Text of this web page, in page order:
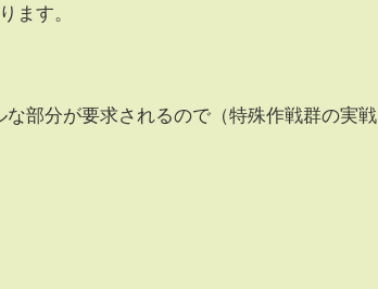
ます。
な部分が要求されるので（特殊作戦群の実戦